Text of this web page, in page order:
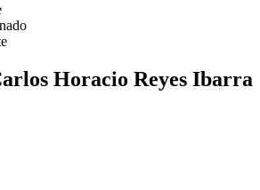
Horacio Reyes